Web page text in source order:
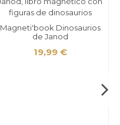
Magneti'book Dinosaurios
de Janod
19,99 €